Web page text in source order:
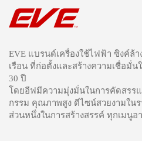
EVE แบรนด์เครื่องใช้ไฟฟ้า ซิงค์ล้
เรือน ที่ก่อตั้งและสร้างความเชื่อมั่
30 ปี
โดยอีฟมีความมุ่งมั่นในการคัดสรร
กรรม คุณภาพสูง ดีไซน์สวยงามใน
ส่วนหนึ่งในการสร้างสรรค์ ทุกเมนู